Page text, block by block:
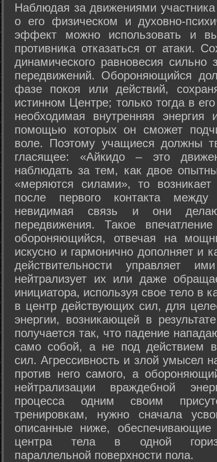
Hаблюдая за движениями
о его физическом и духовно-
эффект можно использовать и
противника отказаться от атаки.
динамического равновесия сильно
передвижений. Обороняющийся
фазе покоя или действий,
истинном Центре; только тогда в
необходимая внутренняя
помощью которых он сможет
воле. Поэтому учащиеся должны
гласящее: «Айкидо – это
наблюдать за тем, как двое
«меряются силами», то возникает
после первого контакта
невидимая связь и они
передвижения. Такое
обороняющийся, отвечая на
искусно и гармонично дополняет и
действительности управляет
нейтрализует их или даже
инициатора, используя свое тело в
в центр действующих сил, для
энергии, возникающей в
получается так, что падение
само собой, а не под действием
сил. Агрессивность и злой умысел
против него самого, а
нейтрализации враждебной
процесса одним своим
тренировкам, нужно сначала
описанные ниже, обеспечивающие
центра тела в одной
параллельной поверхности пола.